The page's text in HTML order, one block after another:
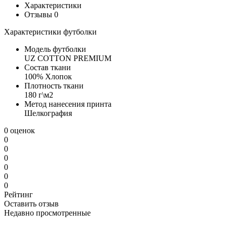
Характеристики
Отзывы 0
Характеристики футболки
Модель футболки
UZ COTTON PREMIUM
Состав ткани
100% Хлопок
Плотность ткани
180 г\м2
Метод нанесения принта
Шелкография
0 оценок
0
0
0
0
0
0
Рейтинг
Оставить отзыв
Недавно просмотренные